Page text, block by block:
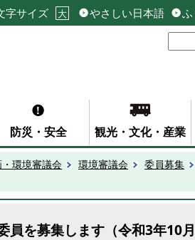
字サイズ 大 やさしい日本語
防災・安全 観光・文化・産業
環境審議会 環境審議会
委員募集
員を募集します（令和3年10月